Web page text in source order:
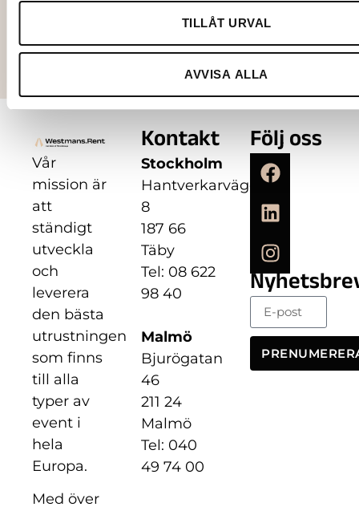
TILLÅT URVAL
AVVISA ALLA
Vår
mission är
att
ständigt
utveckla
och
leverera
den bästa
utrustningen
som finns
till alla
typer av
event i
hela
Europa.
Med över
Kontakt
Stockholm
Hantverkarvägen
8
187 66
Täby
Tel: 08 622
98 40
Malmö
Bjurögatan
46
211 24
Malmö
Tel: 040
49 74 00
Följ oss